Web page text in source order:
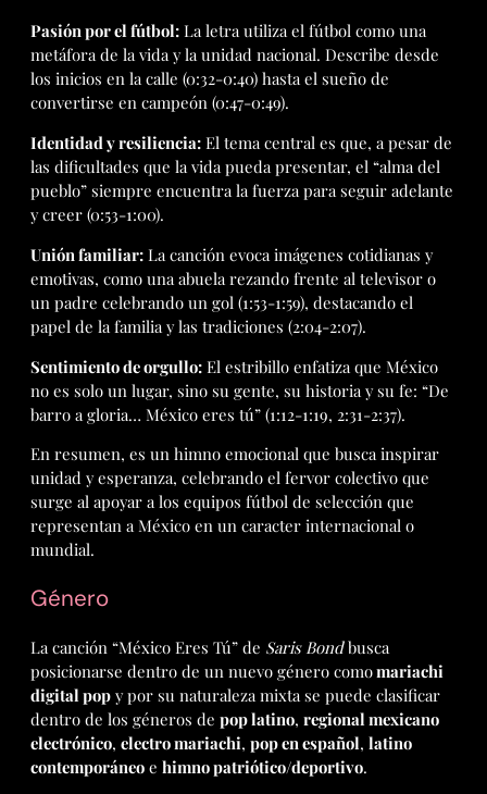
Pasión por el fútbol: La letra utiliza el fútbol como una
metáfora de la vida y la unidad nacional. Describe desde
los inicios en la calle (0:32-0:40) hasta el sueño de
convertirse en campeón (0:47-0:49).
Identidad y resiliencia: El tema central es que, a pesar de
las dificultades que la vida pueda presentar, el “alma del
pueblo” siempre encuentra la fuerza para seguir adelante
y creer (0:53-1:00).
Unión familiar: La canción evoca imágenes cotidianas y
emotivas, como una abuela rezando frente al televisor o
un padre celebrando un gol (1:53-1:59), destacando el
papel de la familia y las tradiciones (2:04-2:07).
Sentimiento de orgullo: El estribillo enfatiza que México
no es solo un lugar, sino su gente, su historia y su fe: “De
barro a gloria… México eres tú” (1:12-1:19, 2:31-2:37).
En resumen, es un himno emocional que busca inspirar
unidad y esperanza, celebrando el fervor colectivo que
surge al apoyar a los equipos fútbol de selección que
representan a México en un caracter internacional o
mundial.
Género
La canción “México Eres Tú” de Saris Bondbusca
posicionarse dentro de un nuevo género comomariachi
digital pop y por su naturaleza mixta se puede clasificar
dentro de los géneros de pop latino, regional mexicano
electrónico, electro mariachi, pop en español, latino
contemporáneo e himno patriótico/deportivo.